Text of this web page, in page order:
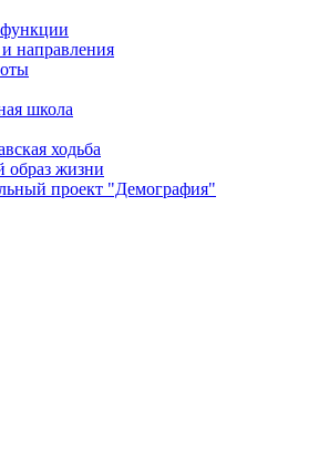
направления
школа
ходьба
образ жизни
проект "Демография"